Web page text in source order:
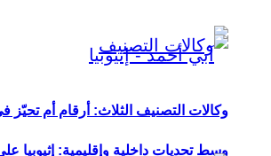
وسط تحديات داخلية وإقليمية: إثيوبيا
وكالات التصنيف الثلاث: أرقام أم تحيّز